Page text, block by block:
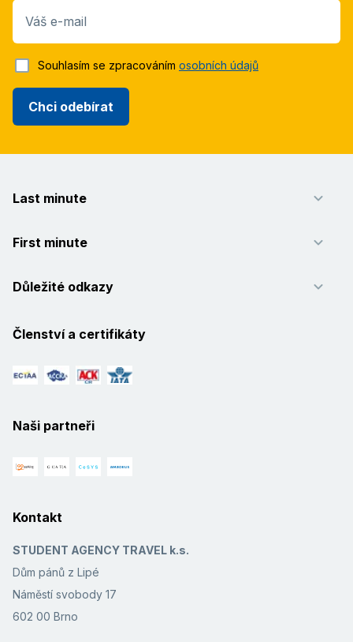
Váš e-mail
Chci odebírat
Souhlasím se zpracováním osobních údajů
Last minute
First minute
Důležité odkazy
Členství a certifikáty
Naši partneři
Kontakt
STUDENT AGENCY TRAVEL k.s.
Dům pánů z Lipé
Náměstí svobody 17
602 00 Brno